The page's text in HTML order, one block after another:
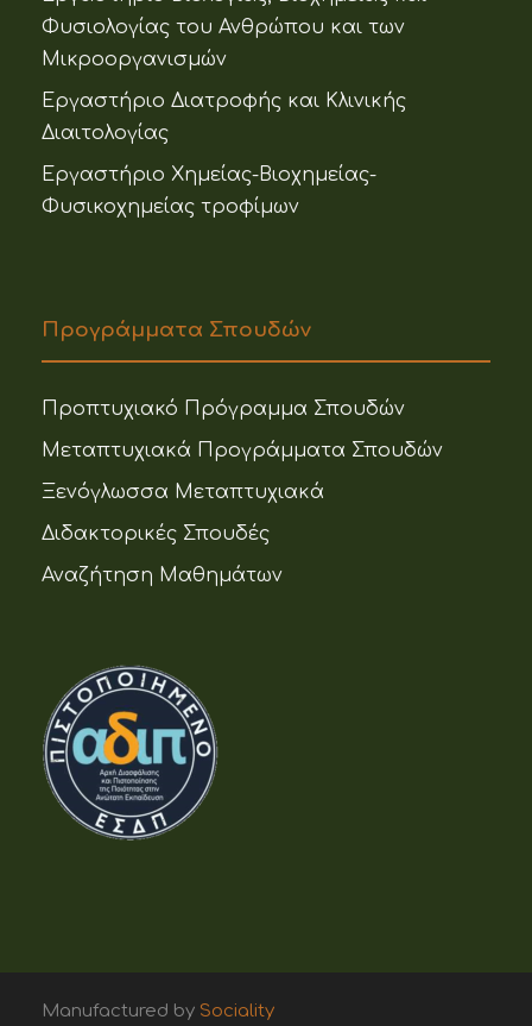
Φυσιολογίας του Ανθρώπου και των
Μικροοργανισμών
Εργαστήριο Διατροφής και Κλινικής
Διαιτολογίας
Εργαστήριο Χημείας-Βιοχημείας-
Φυσικοχημείας τροφίμων
Προγράμματα Σπουδών
Προπτυχιακό Πρόγραμμα Σπουδών
Μεταπτυχιακά Προγράμματα Σπουδών
Ξενόγλωσσα Μεταπτυχιακά
Διδακτορικές Σπουδές
Αναζήτηση Μαθημάτων
Manufactured by Sociality